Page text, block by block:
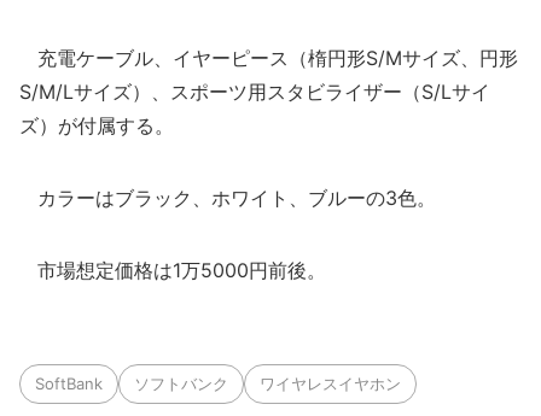
充電ケーブル、イヤーピース（楕円形S/Mサイズ、円形
S/M/Lサイズ）、スポーツ用スタビライザー（S/Lサイ
ズ）が付属する。
カラーはブラック、ホワイト、ブルーの3色。
市場想定価格は1万5000円前後。
SoftBank ソフトバンク ワイヤレスイヤホン